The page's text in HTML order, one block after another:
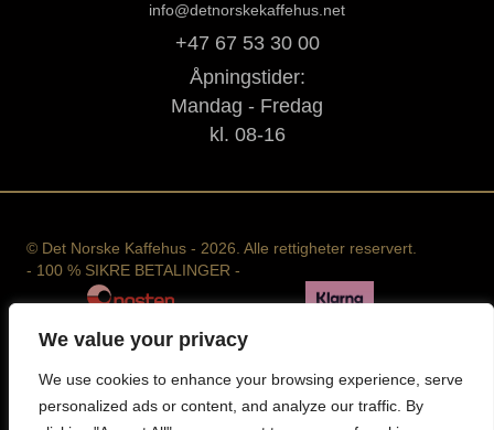
We value your privacy
We use cookies to enhance your browsing experience, serve
personalized ads or content, and analyze our traffic. By
info@detnorskekaffehus.net
+47 67 53 30 00
Åpningstider:
Mandag - Fredag
kl. 08-16
© Det Norske Kaffehus - 2026. Alle rettigheter reservert.
- 100 % SIKRE BETALINGER -